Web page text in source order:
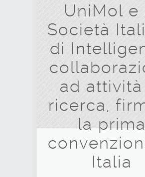
UniMol e
Società
di
ad
ricerca,
la
Italia